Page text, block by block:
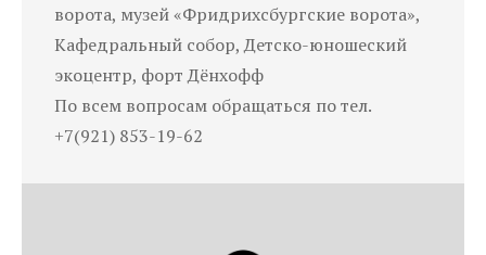
ворота, музей «Фридрихсбургские ворота»,
Кафедральный собор, Детско-юношеский
экоцентр, форт Дёнхофф
По всем вопросам обращаться по тел.
+7(921) 853-19-62